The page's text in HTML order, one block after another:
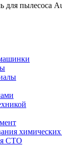
для пылесоса
химических
СТО